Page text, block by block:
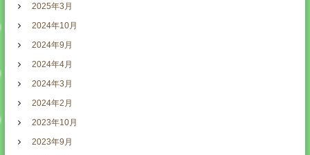
2025年3月
2024年10月
2024年9月
2024年4月
2024年3月
2024年2月
2023年10月
2023年9月